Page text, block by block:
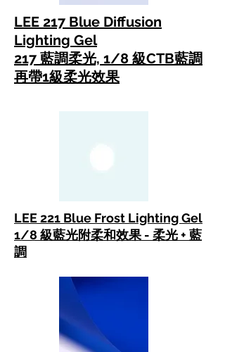
LEE 217 Blue Diffusion
Lighting Gel
217 藍調柔光, 1/8 級CTB藍調
再帶1級柔光效果
LEE 221 Blue Frost Lighting Gel
1/8 級藍光附柔和效果 - 柔光 + 藍
調